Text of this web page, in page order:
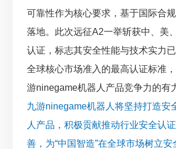
可靠性作为核心要求，基于国际合
落地。此次远征A2一举斩获中、美
认证，标志其安全性能与技术实力
全球核心市场准入的最高认证标准
游ninegame机器人产品竞争力的有
九游ninegame机器人将坚持打造安
人产品，积极贡献推动行业安全认
善，为“中国智造”在全球市场树立